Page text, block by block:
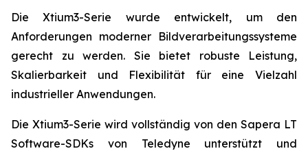
Die Xtium3-Serie wurde entwickelt, um den
Anforderungen moderner Bildverarbeitungssysteme
gerecht zu werden. Sie bietet robuste Leistung,
Skalierbarkeit und Flexibilität für eine Vielzahl
industrieller Anwendungen.
Die Xtium3-Serie wird vollständig von den Sapera LT
Software-SDKs von Teledyne unterstützt und